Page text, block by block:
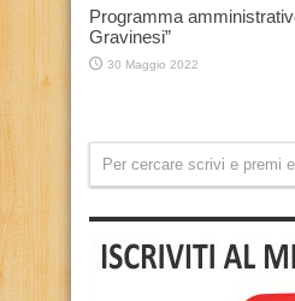
Programma
Gravinesi”
30 Maggio 2022